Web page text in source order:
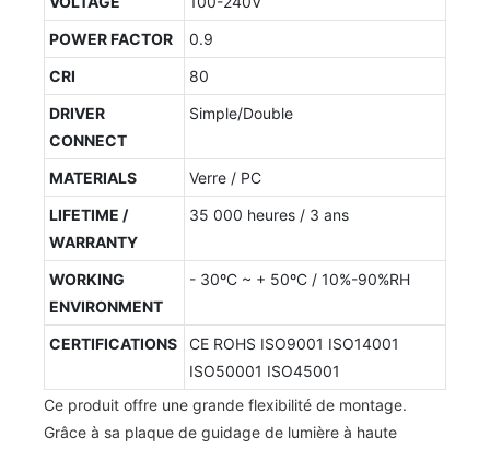
POWER FACTOR
0.9
CRI
80
DRIVER
CONNECT
Simple/Double
MATERIALS
Verre / PC
LIFETIME /
WARRANTY
35 000 heures / 3 ans
WORKING
ENVIRONMENT
- 30ºC ~ + 50ºC / 10%-90%RH
CERTIFICATIONS
CE ROHS ISO9001 ISO14001
ISO50001 ISO45001
Ce produit offre une grande flexibilité de montage.
Grâce à sa plaque de guidage de lumière à haute